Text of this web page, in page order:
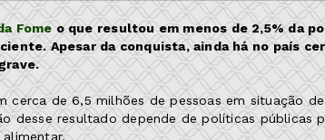
Fomeo que resultou em menos de 2,5% da
Apesar da conquista, ainda há no país
de 6,5 milhões de pessoas em situação de
desse resultado depende de políticas públicas